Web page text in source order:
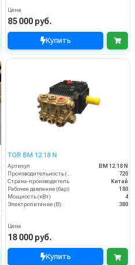
Цена
85 000 руб.
Купить
TOR BM 12.18 N
Артикул
BM 12.18 N
Производительность (л/ч)
720
Страна-производитель
Китай
Рабочее давление (бар)
180
Мощность (кВт)
4
Электропитание (В)
380
Цена
18 000 руб.
Купить